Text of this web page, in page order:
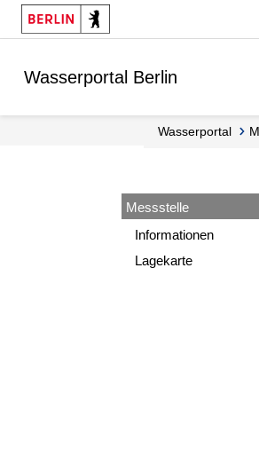
Springe zur Navigation
Springe zum Inhalt
Wasserportal Berlin
Wasserportal
Messstelle
Informationen
Lagekarte